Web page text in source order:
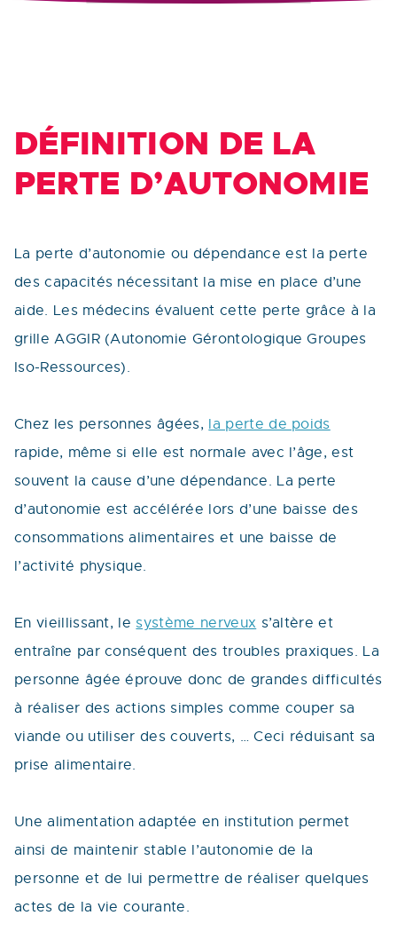
DÉFINITION DE LA
PERTE D’AUTONOMIE
La perte d’autonomie ou dépendance est la perte
des capacités nécessitant la mise en place d’une
aide. Les médecins évaluent cette perte grâce à la
grille AGGIR (Autonomie Gérontologique Groupes
Iso-Ressources).
Chez les personnes âgées, la perte de poids
rapide, même si elle est normale avec l’âge, est
souvent la cause d’une dépendance. La perte
d’autonomie est accélérée lors d’une baisse des
consommations alimentaires et une baisse de
l’activité physique.
En vieillissant, le système nerveux s’altère et
entraîne par conséquent des troubles praxiques. La
personne âgée éprouve donc de grandes difficultés
à réaliser des actions simples comme couper sa
viande ou utiliser des couverts, … Ceci réduisant sa
prise alimentaire.
Une alimentation adaptée en institution permet
ainsi de maintenir stable l’autonomie de la
personne et de lui permettre de réaliser quelques
actes de la vie courante.